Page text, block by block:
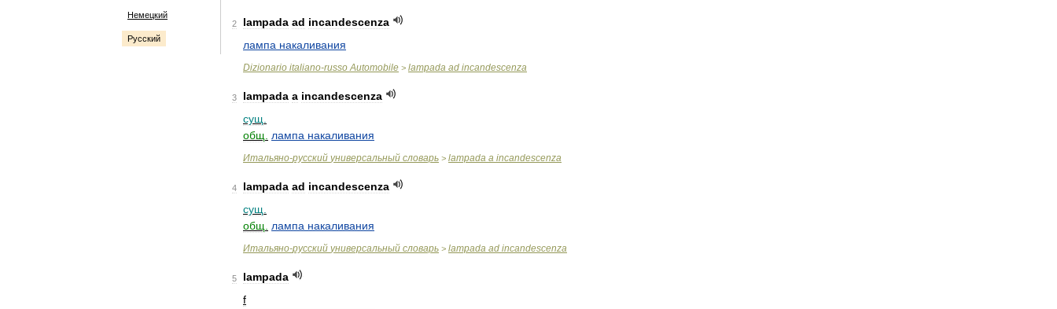
Немецкий
Русский
2 lampada ad incandescenza
лампа накаливания
Dizionario italiano-russo Automobile > lampada ad incandescenza
3 lampada a incandescenza
сущ
общ
лампа накаливания
Итальяно-русский универсальный словарь > lampada a incandescenza
4 lampada ad incandescenza
сущ
общ
лампа накаливания
Итальяно-русский универсальный словарь > lampada ad incandescenza
5
lampada
f